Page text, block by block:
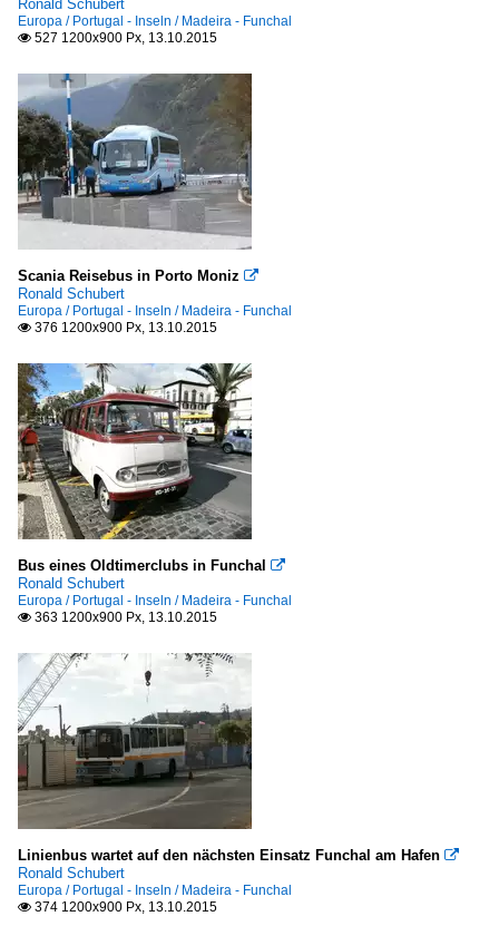
Ronald Schubert
Europa / Portugal - Inseln / Madeira - Funchal
 527 1200x900 Px, 13.10.2015
Scania Reisebus in Porto Moniz 
Ronald Schubert
Europa / Portugal - Inseln / Madeira - Funchal
 376 1200x900 Px, 13.10.2015
Bus eines Oldtimerclubs in Funchal 
Ronald Schubert
Europa / Portugal - Inseln / Madeira - Funchal
 363 1200x900 Px, 13.10.2015
Linienbus wartet auf den nächsten Einsatz Funchal am Hafen 
Ronald Schubert
Europa / Portugal - Inseln / Madeira - Funchal
 374 1200x900 Px, 13.10.2015